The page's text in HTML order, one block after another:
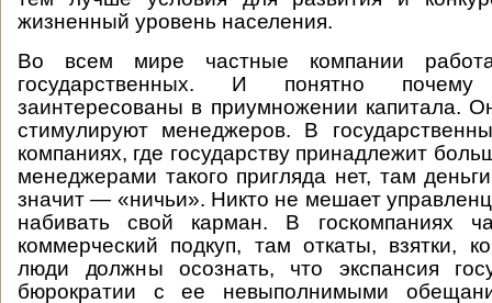
жизненный уровень населения.
Во всем мире частные компании
государственных. И понятно
заинтересованы в приумножении капитала.
стимулируют менеджеров. В
компаниях, где государству принадлежит
менеджерами такого пригляда нет, там
значит — «ничьи». Никто не мешает
набивать свой карман. В госкомпаниях
коммерческий подкуп, там откаты, взятки,
люди должны осознать, что экспансия
бюрократии с ее невыполнимыми